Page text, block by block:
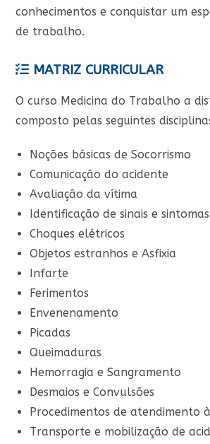
conhecimentos e conquistar um
de trabalho.
MATRIZ CURRICULAR
O curso Medicina do Trabalho a
composto pelas seguintes
Noções básicas de Socorrismo
Comunicação do acidente
Avaliação da vítima
Identificação de sinais e
Choques elétricos
Objetos estranhos e Asfixia
Infarte
Ferimentos
Envenenamento
Picadas
Queimaduras
Hemorragia e Sangramento
Desmaios e Convulsões
Procedimentos de atendimento
Transporte e mobilização de